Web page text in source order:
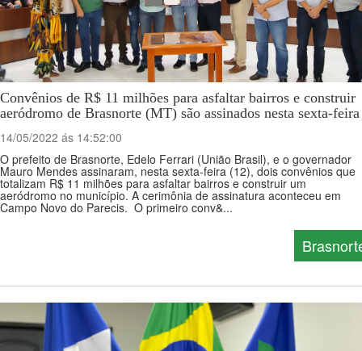
Convênios de R$ 11 milhões para asfaltar bairros e construir
aeródromo de Brasnorte (MT) são assinados nesta sexta-feira
14/05/2022 ás 14:52:00
O prefeito de Brasnorte, Edelo Ferrari (União Brasil), e o governador
Mauro Mendes assinaram, nesta sexta-feira (12), dois convênios que
totalizam R$ 11 milhões para asfaltar bairros e construir um
aeródromo no município. A cerimônia de assinatura aconteceu em
Campo Novo do Parecis. O primeiro conv&...